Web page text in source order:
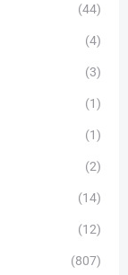
(44)
(4)
(3)
(1)
(1)
(2)
(14)
(12)
(807)